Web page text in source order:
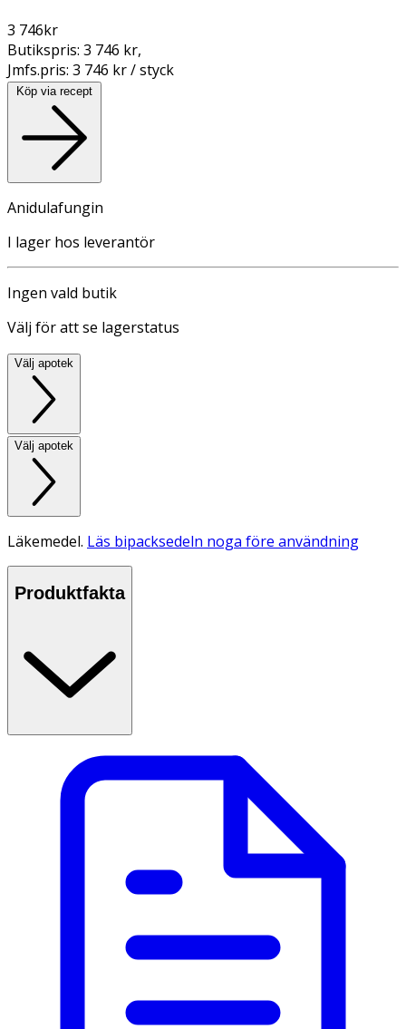
3 746kr
Butikspris: 3 746 kr,
Jmfs.pris: 3 746 kr / styck
Köp via recept
Anidulafungin
I lager hos leverantör
Ingen vald butik
Välj för att se lagerstatus
Välj apotek
Välj apotek
Läkemedel. Läs bipacksedeln noga före användning
Produktfakta